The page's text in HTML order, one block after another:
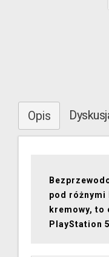
Opis
pod różnymi
kremowy,
PlayStation